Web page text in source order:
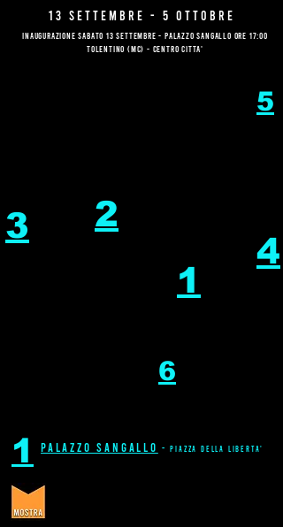
13 SETTEMBRE - 5 OTTOBRE
INAUGURAZIONE SABATO 13 SETTEMBRE - palazzo sangallo ore 17:00
tolentino (MC) - centro citta'
5
3
2
4
1
6
1 palazzo sangallo -piazza della liberta'